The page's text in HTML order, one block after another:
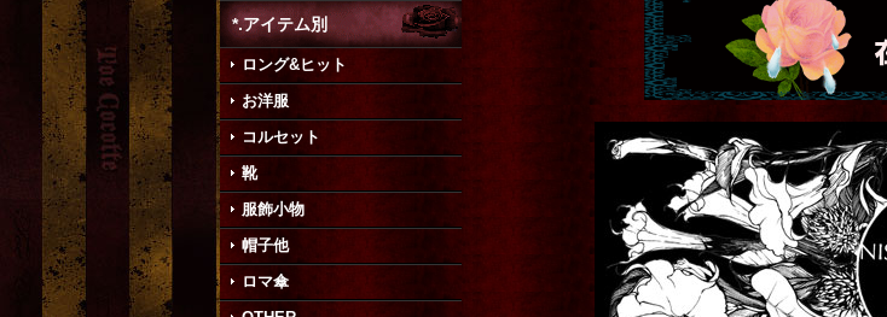
*.アイテム別
ロング&ヒット
お洋服
コルセット
靴
服飾小物
帽子他
ロマ傘